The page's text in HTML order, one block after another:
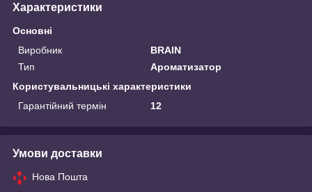
Характеристики
Основні
Виробник
BRAIN
Тип
Ароматизатор
Користувальницькі характеристики
Гарантійний термін
12
Умови доставки
Нова Пошта